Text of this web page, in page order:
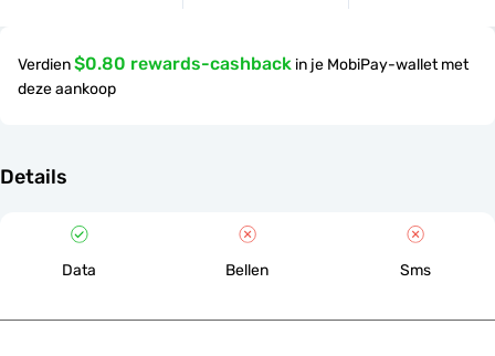
Verdien$0.80 rewards-cashback in je MobiPay-wallet met
deze aankoop
Details
Data Bellen Sms